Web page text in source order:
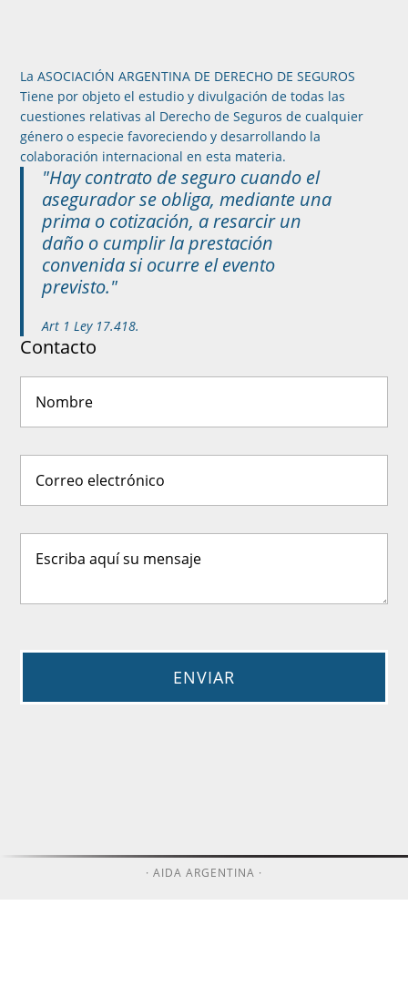
La ASOCIACIÓN ARGENTINA DE DERECHO DE SEGUROS
Tiene por objeto el estudio y divulgación de todas las
cuestiones relativas al Derecho de Seguros de cualquier
género o especie favoreciendo y desarrollando la
colaboración internacional en esta materia.
"Hay contrato de seguro cuando el
asegurador se obliga, mediante una
prima o cotización, a resarcir un
daño o cumplir la prestación
convenida si ocurre el evento
previsto."
Art 1 Ley 17.418.
Contacto
· AIDA ARGENTINA ·